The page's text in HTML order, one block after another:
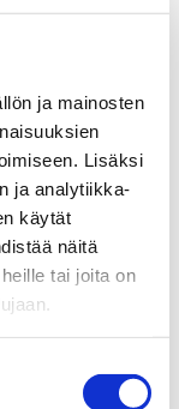
ja mainosten
Lisäksi
ja analytiikka-
käytät
näitä
tai joita on
saat
tapausta varten.